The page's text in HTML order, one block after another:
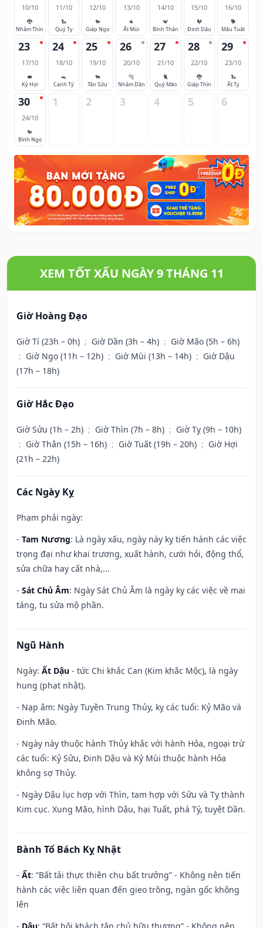
10/10
🐉
Nhâm Thìn
11/10
🐍
Quý Tỵ
12/10
🐎
Giáp Ngọ
13/10
🐐
Ất Mùi
14/10
🐒
Bính Thân
15/10
🐓
Đinh Dậu
16/10
🐕
Mậu Tuất
23
17/10
🐖
Kỷ Hợi
24
18/10
🐀
Canh Tý
25
19/10
🐂
Tân Sửu
26
20/10
🐅
Nhâm Dần
27
21/10
🐈
Quý Mão
28
22/10
🐉
Giáp Thìn
29
23/10
🐍
Ất Tỵ
30
24/10
🐎
Bính Ngọ
1 2 3 4 5 6
XEM TỐT XẤU NGÀY 9 THÁNG 11
Giờ Hoàng Đạo
Giờ Tí (23h – 0h) ; Giờ Dần (3h – 4h) ; Giờ Mão (5h – 6h)
; Giờ Ngọ (11h – 12h) ; Giờ Mùi (13h – 14h) ; Giờ Dậu
(17h – 18h)
Giờ Hắc Đạo
Giờ Sửu (1h – 2h) ; Giờ Thìn (7h – 8h) ; Giờ Tỵ (9h – 10h)
; Giờ Thân (15h – 16h) ; Giờ Tuất (19h – 20h) ; Giờ Hợi
(21h – 22h)
Các Ngày Kỵ
Phạm phải ngày:
- Tam Nương: Là ngày xấu, ngày này kỵ tiến hành các việc
trọng đại như khai trương, xuất hành, cưới hỏi, động thổ,
sửa chữa hay cất nhà,...
- Sát Chủ Âm: Ngày Sát Chủ Âm là ngày kỵ các việc về mai
táng, tu sửa mộ phần.
Ngũ Hành
Ngày: Ất Dậu - tức Chi khắc Can (Kim khắc Mộc), là ngày
hung (phạt nhật).
- Nạp âm: Ngày Tuyền Trung Thủy, kỵ các tuổi: Kỷ Mão và
Đinh Mão.
- Ngày này thuộc hành Thủy khắc với hành Hỏa, ngoại trừ
các tuổi: Kỷ Sửu, Đinh Dậu và Kỷ Mùi thuộc hành Hỏa
không sợ Thủy.
- Ngày Dậu lục hợp với Thìn, tam hợp với Sửu và Tỵ thành
Kim cục. Xung Mão, hình Dậu, hại Tuất, phá Tý, tuyệt Dần.
Bành Tổ Bách Kỵ Nhật
- Ất: “Bất tải thực thiên chu bất trưởng” - Không nên tiến
hành các việc liên quan đến gieo trồng, ngàn gốc không
lên